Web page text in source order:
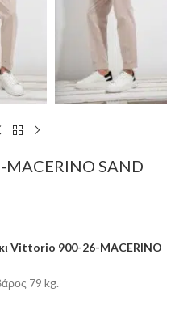
SAND
Vittorio 900-26-MACERINO
79 kg.